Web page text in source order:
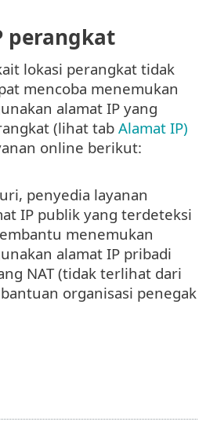
perangkat
lokasi perangkat tidak
mencoba menemukan
alamat IP yang
(lihat tab Alamat IP)
online berikut:
penyedia layanan
IP publik yang terdeteksi
menemukan
alamat IP pribadi
NAT (tidak terlihat dari
organisasi penegak